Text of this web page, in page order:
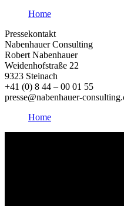
Home
Pressekontakt
Nabenhauer Consulting
Robert Nabenhauer
Weidenhofstraße 22
9323 Steinach
+41 (0) 8 44 – 00 01 55
presse@nabenhauer-
Home